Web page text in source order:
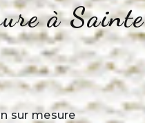
à Sainte
sur mesure